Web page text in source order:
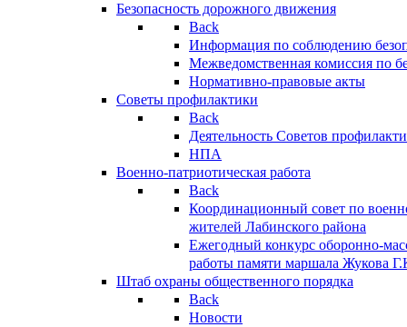
Безопасность дорожного движения
Back
Информация по соблюдению
Межведомственная комиссия по
Нормативно-правовые акты
Советы профилактики
Back
Деятельность Советов
НПА
Военно-патриотическая работа
Back
Координационный совет по
жителей Лабинского района
Ежегодный конкурс оборонно-
работы памяти маршала Жукова
Штаб охраны общественного порядка
Back
Новости